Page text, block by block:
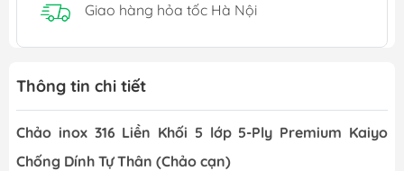
Giao hàng hỏa tốc Hà Nội
Thông tin chi tiết
Chảo inox 316 Liền Khối 5 lớp 5-Ply Premium Kaiyo
Chống Dính Tự Thân (Chảo cạn)